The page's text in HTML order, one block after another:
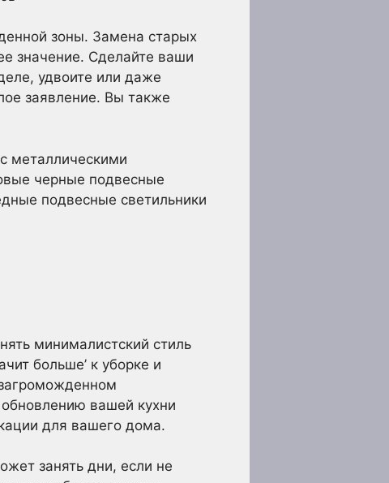
зоны. Замена старых
значение. Сделайте ваши
удвоите или даже
заявление. Вы также
металлическими
черные подвесные
подвесные светильники
минималистский стиль
больше’ к уборке и
вашей кухни
для вашего дома.
занять дни, если не